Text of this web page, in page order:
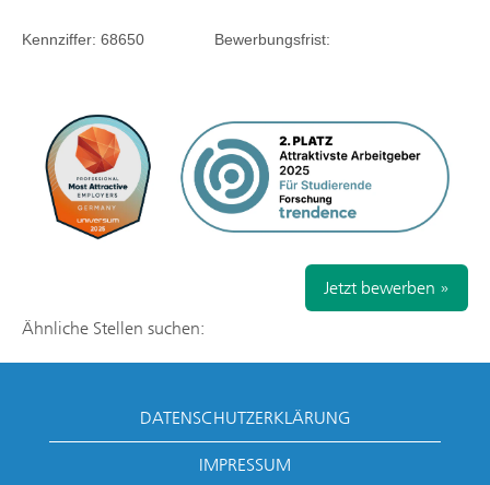
Kennziffer: 68650 Bewerbungsfrist:
Jetzt bewerben »
Ähnliche Stellen suchen:
DATENSCHUTZERKLÄRUNG
IMPRESSUM